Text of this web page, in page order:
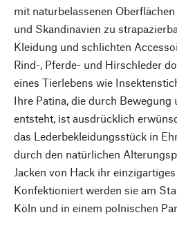
mit naturbelassenen
und Skandinavien zu
Kleidung und schlichten
Rind-, Pferde- und Hirschleder
eines Tierlebens wie
Ihre Patina, die durch Bewegung
entsteht, ist ausdrücklich
das Lederbekleidungsstück in
durch den natürlichen
Jacken von Hack ihr einzigartiges
Konfektioniert werden sie am
Köln und in einem polnischen